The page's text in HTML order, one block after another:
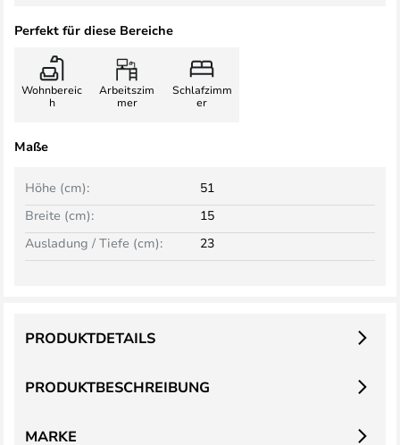
Perfekt für diese Bereiche
Wohnbereic
h
Arbeitszim
mer
Schlafzimm
er
Maße
Breite (cm): 15
Höhe (cm): 51
Ausladung / Tiefe (cm): 23
PRODUKTBESCHREIBUNG
PRODUKTDETAILS
MARKE